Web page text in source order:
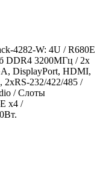
4282-W: 4U / R680E
DDR4 3200МГц / 2x
DisplayPort, HDMI,
232/422/485 /
/ Слоты
x4 /